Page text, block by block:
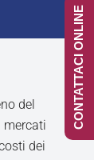
del
mercati
dei
CONTATTACI ONLINE